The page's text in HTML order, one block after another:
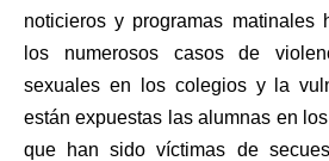
noticieros y programas matinales
los numerosos casos de
sexuales en los colegios y la
están expuestas las alumnas en
que han sido víctimas de